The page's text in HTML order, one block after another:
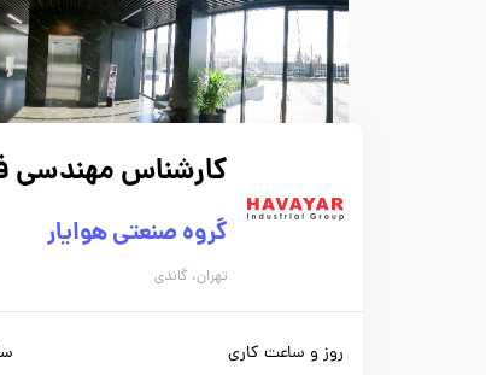
کارشناس مهندسی
گروه صنعتی هوایار
تهران، گاندی
روز و ساعت کاری